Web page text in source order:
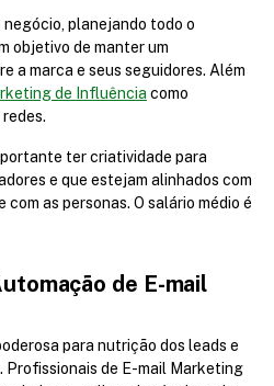
negócio, planejando todo o
objetivo de manter um
a marca e seus seguidores. Além
de Influência como
ter criatividade para
e que estejam alinhados com
as personas. O salário médio é
de E-mail
para nutrição dos leads e
Profissionais de E-mail Marketing